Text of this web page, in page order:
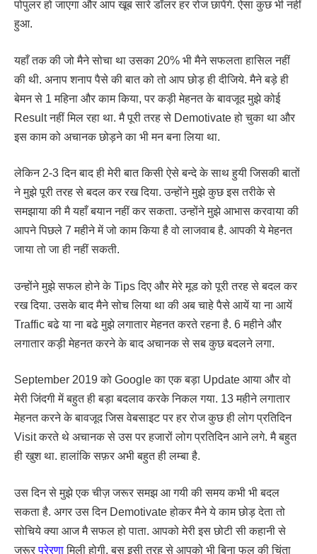
पोपुलर हो जाएगा और आप खूब सारे डॉलर हर रोज छापेंगे. ऐसा कुछ भी नहीं
हुआ.
यहाँ तक की जो मैने सोचा था उसका 20% भी मैने सफलता हासिल नहीं
की थी. अनाप शनाप पैसे की बात को तो आप छोड़ ही दीजिये. मैने बड़े ही
बेमन से 1 महिना और काम किया, पर कड़ी मेहनत के बावजूद मुझे कोई
Result नहीं मिल रहा था. मै पूरी तरह से Demotivate हो चुका था और
इस काम को अचानक छोड़ने का भी मन बना लिया था.
लेकिन 2-3 दिन बाद ही मेरी बात किसी ऐसे बन्दे के साथ हुयी जिसकी बातों
ने मुझे पूरी तरह से बदल कर रख दिया. उन्होंने मुझे कुछ इस तरीके से
समझाया की मै यहाँ बयान नहीं कर सकता. उन्होंने मुझे आभास करवाया की
आपने पिछले 7 महीने में जो काम किया है वो लाजवाब है. आपकी ये मेहनत
जाया तो जा ही नहीं सकती.
उन्होंने मुझे सफल होने के Tips दिए और मेरे मूड को पूरी तरह से बदल कर
रख दिया. उसके बाद मैने सोच लिया था की अब चाहे पैसे आयें या ना आयें
Traffic बढे या ना बढे मुझे लगातार मेहनत करते रहना है. 6 महीने और
लगातार कड़ी मेहनत करने के बाद अचानक से सब कुछ बदलने लगा.
September 2019 को Google का एक बड़ा Update आया और वो
मेरी जिंदगी में बहुत ही बड़ा बदलाव करके निकल गया. 13 महीने लगातार
मेहनत करने के बावजूद जिस वेबसाइट पर हर रोज कुछ ही लोग प्रतिदिन
Visit करते थे अचानक से उस पर हजारों लोग प्रतिदिन आने लगे. मै बहुत
ही खुश था. हालांकि सफ़र अभी बहुत ही लम्बा है.
उस दिन से मुझे एक चीज़ जरूर समझ आ गयी की समय कभी भी बदल
सकता है. अगर उस दिन Demotivate होकर मैने ये काम छोड़ देता तो
सोचिये क्या आज मै सफल हो पाता. आपको मेरी इस छोटी सी कहानी से
जरूरप्रेरणामिली होगी. बस इसी तरह से आपको भी बिना फल की चिंता